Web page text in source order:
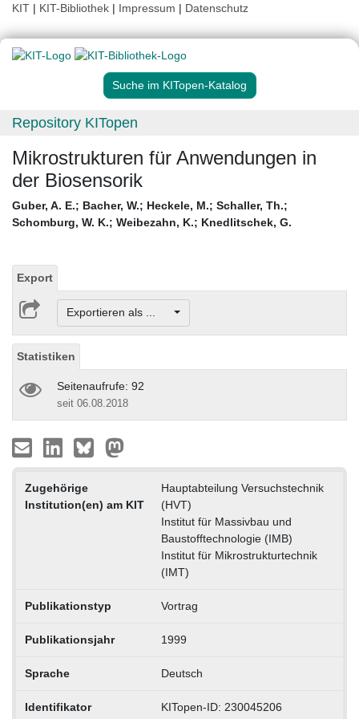
KIT | KIT-Bibliothek | Impressum | Datenschutz
Suche im KITopen-Katalog
Repository KITopen
Mikrostrukturen für Anwendungen in
der Biosensorik
Guber, A. E.; Bacher, W.; Heckele, M.; Schaller, Th.;
Schomburg, W. K.; Weibezahn, K.; Knedlitschek, G.
Export
Exportieren als ...
Statistiken
Seitenaufrufe: 92
seit 06.08.2018
Zugehörige
Institution(en) am KIT
Hauptabteilung Versuchstechnik
(HVT)
Institut für Massivbau und
Baustofftechnologie (IMB)
Institut für Mikrostrukturtechnik
(IMT)
Publikationstyp Vortrag
Publikationsjahr 1999
Sprache Deutsch
Identifikator KITopen-ID: 230045206